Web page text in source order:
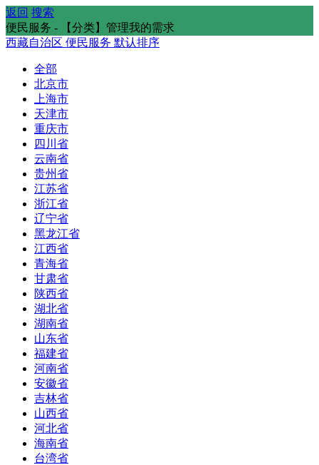
返回 搜索
便民服务 - 【分类】管理我的需求
西藏自治区 便民服务 默认排序
全部
北京市
上海市
天津市
重庆市
四川省
云南省
贵州省
江苏省
浙江省
辽宁省
黑龙江省
江西省
青海省
甘肃省
陕西省
湖北省
湖南省
山东省
福建省
河南省
安徽省
吉林省
山西省
河北省
海南省
台湾省